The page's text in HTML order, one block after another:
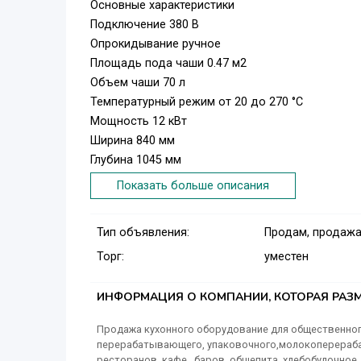
Основные характеристики
Подключение 380 В
Опрокидывание ручное
Площадь пода чаши 0.47 м2
Объем чаши 70 л
Температурный режим от 20 до 270 °С
Мощность 12 кВт
Ширина 840 мм
Глубина 1045 мм
Высота 940 мм
Вес (без упаковки) 128 кг
Артикул 21000005862
Описание
продуктов методом жарки, тушения,
ручки крышки в любом положении и
Показать больше описания
Тип объявления:
Продам,
Торг:
уместен
ИНФОРМАЦИЯ О КОМПАНИИ, КОТОРАЯ
Продажа кухонного оборудование для
перерабатывающего,